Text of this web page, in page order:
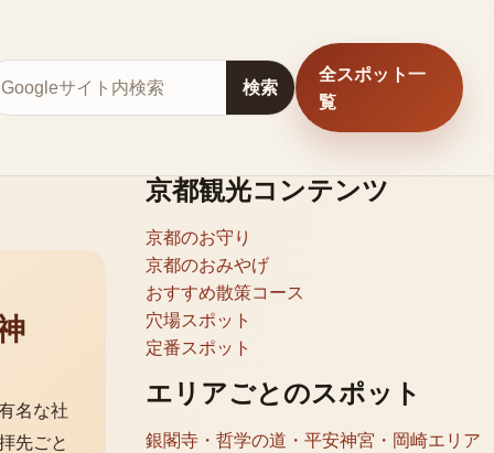
ト内検索
検索
全スポット一
覧
名な社
先ごと
京都観光コンテンツ
京都のお守り
京都のおみやげ
おすすめ散策コース
穴場スポット
定番スポット
エリアごとのスポット
銀閣寺・哲学の道・平安神宮・岡崎エリア